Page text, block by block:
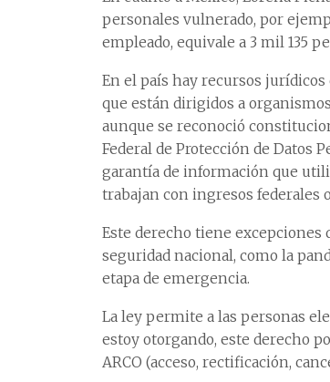
personales vulnerado, por
empleado, equivale a 3 mil 135
En el país hay recursos
que están dirigidos a
aunque se reconoció
Federal de Protección de Datos
garantía de información que
trabajan con ingresos federales
Este derecho tiene excepciones
seguridad nacional, como la
etapa de emergencia.
La ley permite a las personas
estoy otorgando, este derecho
ARCO (acceso, rectificación,